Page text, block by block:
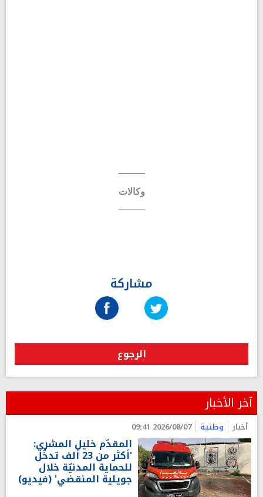
وكالات
مشاركة
الرجوع
آخر الأخبار
أخبار وطنية 2026/08/07 09:41
المقدّم خليل المشري:
'أكثر من 23 ألف تدخّل
للحماية المدنيّة خلال
جويلية المنقضي' (فيديو)